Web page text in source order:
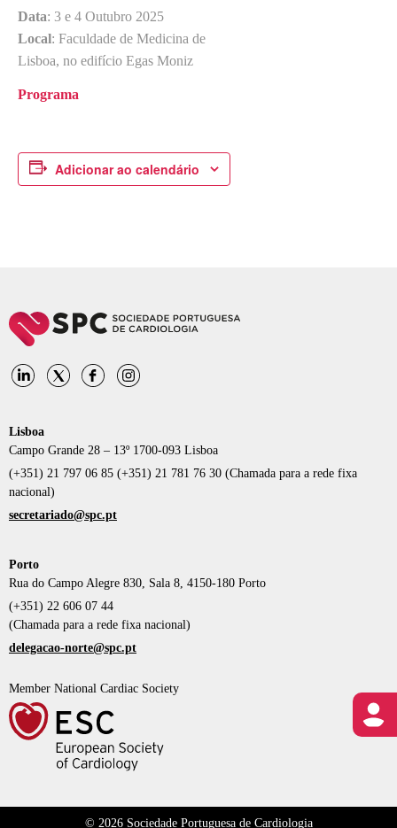
Data: 3 e 4 Outubro 2025
Local: Faculdade de Medicina de
Lisboa, no edifício Egas Moniz
Programa
Adicionar ao calendário
Lisboa
Campo Grande 28 – 13º 1700-093 Lisboa
(+351) 21 797 06 85 (+351) 21 781 76 30 (Chamada para a rede fixa
nacional)
secretariado@spc.pt
Porto
Rua do Campo Alegre 830, Sala 8, 4150-180 Porto
(+351) 22 606 07 44
(Chamada para a rede fixa nacional)
delegacao-norte@spc.pt
Member National Cardiac Society
© 2026 Sociedade Portuguesa de Cardiologia